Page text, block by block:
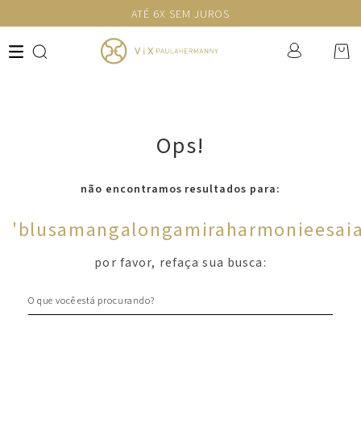
ATÉ 6X SEM JUROS
Ops!
não encontramos resultados para:
'
por favor, refaça sua busca: